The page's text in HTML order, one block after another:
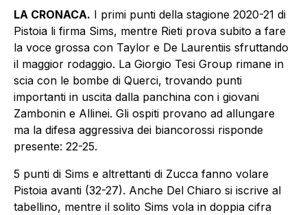
LA CRONACA. I primi punti della stagione 2020-21 di
Pistoia li firma Sims, mentre Rieti prova subito a fare
la voce grossa con Taylor e De Laurentiis sfruttando
il maggior rodaggio. La Giorgio Tesi Group rimane in
scia con le bombe di Querci, trovando punti
importanti in uscita dalla panchina con i giovani
Zambonin e Allinei. Gli ospiti provano ad allungare
ma la difesa aggressiva dei biancorossi risponde
presente: 22-25.
5 punti di Sims e altrettanti di Zucca fanno volare
Pistoia avanti (32-27). Anche Del Chiaro si iscrive al
tabellino, mentre il solito Sims vola in doppia cifra